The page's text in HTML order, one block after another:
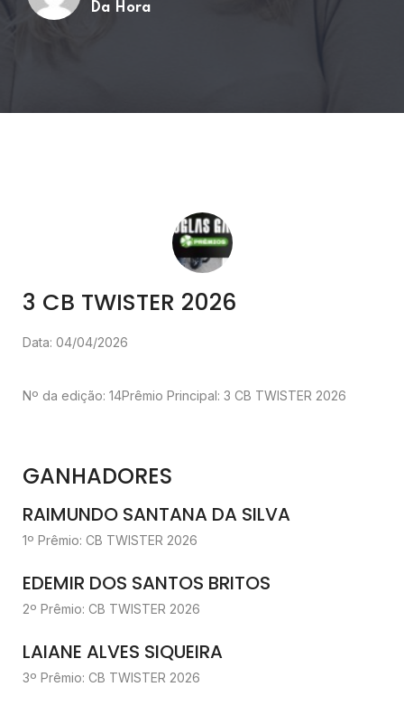
Da Hora
3 CB TWISTER 2026
Data: 04/04/2026
Nº da edição: 14Prêmio Principal: 3 CB TWISTER 2026
GANHADORES
RAIMUNDO SANTANA DA SILVA
1º Prêmio: CB TWISTER 2026
EDEMIR DOS SANTOS BRITOS
2º Prêmio: CB TWISTER 2026
LAIANE ALVES SIQUEIRA
3º Prêmio: CB TWISTER 2026